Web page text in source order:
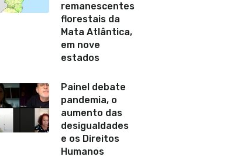
remanescentes
florestais da
Mata Atlântica,
em nove
estados
Painel debate
pandemia, o
aumento das
desigualdades
e os Direitos
Humanos